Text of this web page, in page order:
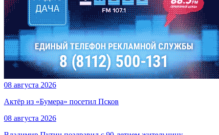
08 августа 2026
Актёр из «Бумера» посетил Псков
08 августа 2026